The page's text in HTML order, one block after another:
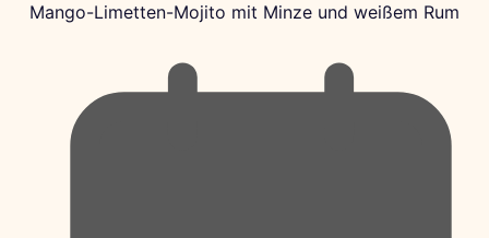
Mango-Limetten-Mojito mit Minze und weißem Rum